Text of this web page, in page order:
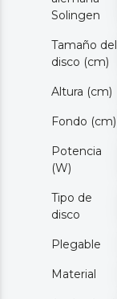
Solingen
Tamaño del
disco (cm)
Altura (cm)
Fondo (cm)
Potencia
(W)
Tipo de
disco
Plegable
Material